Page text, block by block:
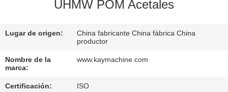
DE
CALIDAD
CONTACTO
UHMW POM Acetales
Lugar de origen:
China fabricante China fábrica China
productor
Nombre de la
marca:
www.kaymachine.com
Certificación: ISO